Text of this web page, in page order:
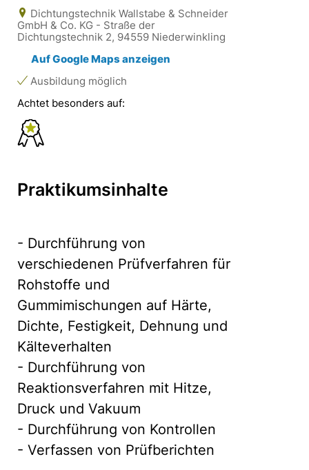
Dichtungstechnik Wallstabe & Schneider
GmbH & Co. KG - Straße der
Dichtungstechnik 2, 94559 Niederwinkling
Auf Google Maps anzeigen
Ausbildung möglich
Achtet besonders auf:
Praktikumsinhalte
- Durchführung von
verschiedenen Prüfverfahren für
Rohstoffe und
Gummimischungen auf Härte,
Dichte, Festigkeit, Dehnung und
Kälteverhalten
- Durchführung von
Reaktionsverfahren mit Hitze,
Druck und Vakuum
- Durchführung von Kontrollen
- Verfassen von Prüfberichten